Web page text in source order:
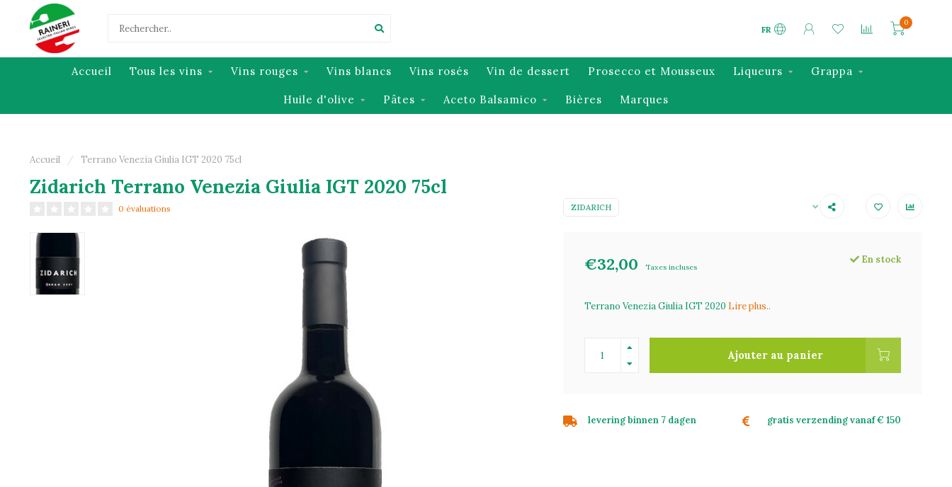
FR
0
Accueil Tous les vins Vins rouges Vins blancs Vins rosés Vin de dessert Prosecco et Mousseux Liqueurs Grappa
Huile d'olive Pâtes Aceto Balsamico Bières Marques
Accueil / Terrano Venezia Giulia IGT 2020 75cl
Zidarich Terrano Venezia Giulia IGT 2020 75cl
0 évaluations ZIDARICH
€32,00 Taxes incluses
En stock
Terrano Venezia Giulia IGT 2020 Lire plus..
Ajouter au panier
levering binnen 7 dagen gratis verzending vanaf € 150